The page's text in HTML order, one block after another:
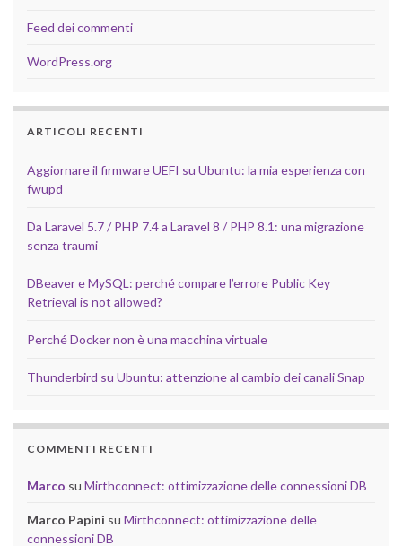
Feed dei commenti
WordPress.org
ARTICOLI RECENTI
Aggiornare il firmware UEFI su Ubuntu: la mia esperienza con
fwupd
Da Laravel 5.7 / PHP 7.4 a Laravel 8 / PHP 8.1: una migrazione
senza traumi
DBeaver e MySQL: perché compare l’errore Public Key
Retrieval is not allowed?
Perché Docker non è una macchina virtuale
Thunderbird su Ubuntu: attenzione al cambio dei canali Snap
COMMENTI RECENTI
Marco su Mirthconnect: ottimizzazione delle connessioni DB
Marco Papini su Mirthconnect: ottimizzazione delle
connessioni DB